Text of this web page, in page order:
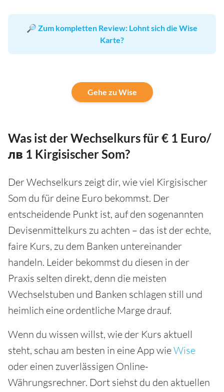
🔎 Zum kompletten Review: Lohnt sich die Wise
Karte?
Gehe zu Wise
Was ist der Wechselkurs für € 1 Euro/
лв 1 Kirgisischer Som?
Der Wechselkurs zeigt dir, wie viel Kirgisischer
Som du für deine Euro bekommst. Der
entscheidende Punkt ist, auf den sogenannten
Devisenmittelkurs zu achten – das ist der echte,
faire Kurs, zu dem Banken untereinander
handeln. Leider bekommst du diesen in der
Praxis selten direkt, denn die meisten
Wechselstuben und Banken schlagen still und
heimlich eine ordentliche Marge drauf.
Wenn du wissen willst, wie der Kurs aktuell
steht, schau am besten in eine App wieWise
oder einen zuverlässigen Online-
Währungsrechner. Dort siehst du den aktuellen